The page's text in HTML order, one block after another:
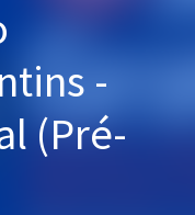
-
(Pré-